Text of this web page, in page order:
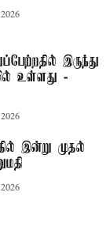
இருந்து
உள்ளது -
இன்று முதல்